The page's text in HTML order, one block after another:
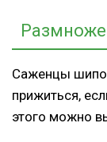
Саженцы
прижиться,
этого можно